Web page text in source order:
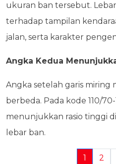
ukuran ban tersebut.
terhadap tampilan
jalan, serta karakter
Angka Kedua
Angka setelah garis miring
berbeda. Pada kode 110/
menunjukkan rasio tinggi
lebar ban.
1 2